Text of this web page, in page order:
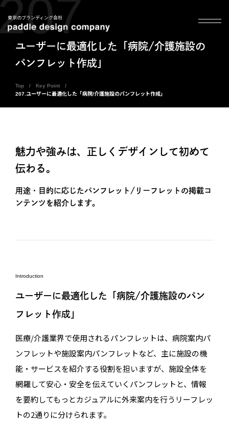
東京のブランディング会社
ユーザーに最適化した「病院/介護施設の
パンフレット作成」
Top
Key Point
207.ユーザーに最適化した「病院/介護施設のパンフレット作成」
魅力や強みは、正しくデザインして初めて
伝わる。
用途・目的に応じたパンフレット/リーフレットの掲載コ
ンテンツを紹介します。
Introduction
ユーザーに最適化した「病院/介護施設のパン
フレット作成」
医療/介護業界で使用されるパンフレットは、病院案内パ
ンフレットや施設案内パンフレットなど、主に施設の機
能・サービスを紹介する役割を担いますが、施設全体を
網羅して安心・安全を伝えていくパンフレットと、情報
を要約してもっとカジュアルに外来案内を行うリーフレッ
トの2通りに分けられます。